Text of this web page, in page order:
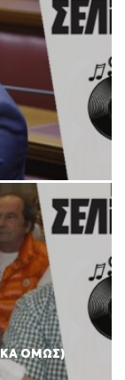
ΟΜΩΣ)